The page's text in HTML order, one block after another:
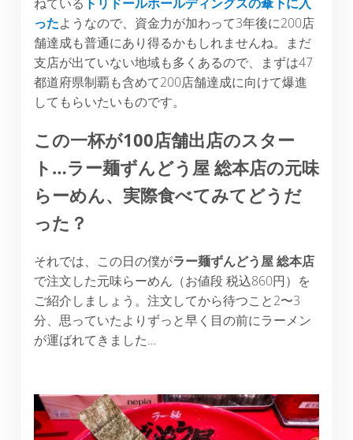
ったようなので、資金力が加わって3年後に200店
舗達成も普通にあり得るかもしれませんね。まだ
支店が出ていない地域も多くあるので、まずは47
都道府県制覇も含めて200店舗達成に向けて爆進
してもらいたいものです。
この一杯が100店舗出店のスター
ト…ラー麺ずんどう屋 総本店の元味
らーめん、実際食べてみてどうだ
った？
それでは、この日の僕がラー麺ずんどう屋 総本店
で注文した元味らーめん（お値段 税込860円）を
ご紹介しましょう。注文してから待つこと2〜3
分、思っていたよりずっと早く目の前にラーメン
が運ばれてきました…